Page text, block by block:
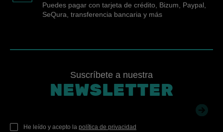
Puedes pagar con tarjeta de crédito, Bizum, Paypal,
SeQura, transferencia bancaria y más
Suscríbete a nuestra
NEWSLETTER
He leído y acepto la política de privacidad